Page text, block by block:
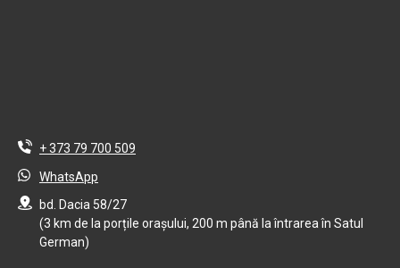
+ 373 79 700 509
WhatsApp
bd. Dacia 58/27
(3 km de la porțile orașului, 200 m până la întrarea în Satul
German)